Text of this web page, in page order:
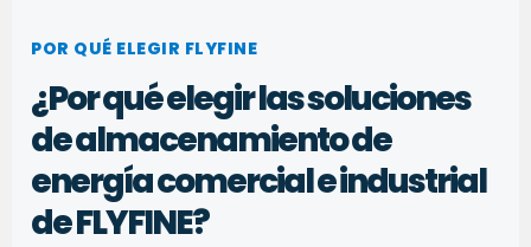
POR QUÉ ELEGIR FLYFINE
¿Por qué elegir las soluciones
de almacenamiento de
energía comercial e industrial
de FLYFINE?